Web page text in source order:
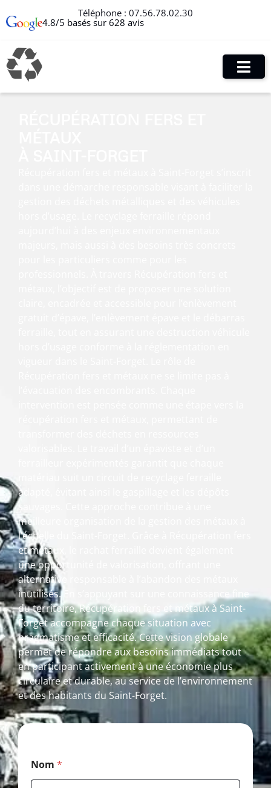
Téléphone : 07.56.78.02.30
4.8/5 basés sur 628 avis
adapté, évitant ainsi le gaspillage et les dépôts
sauvages. Cette approche contribue à une
meilleure organisation de la gestion des métaux à
l’échelle du Saint-Forget. Grâce à Récupération fers
et métaux, le rachat ferraille devient également
une opportunité de valorisation, offrant une
alternative responsable à l’abandon des métaux
inutilisés. En s’appuyant sur une connaissance fine
du territoire, Récupération fers et métaux à Saint-
Forget accompagne chaque situation avec
pragmatisme et efficacité. Cette vision globale
permet de répondre aux besoins immédiats tout
en participant activement à une économie plus
circulaire et durable, au service de l’environnement
et des habitants du Saint-Forget.
Nom *
*
*
*